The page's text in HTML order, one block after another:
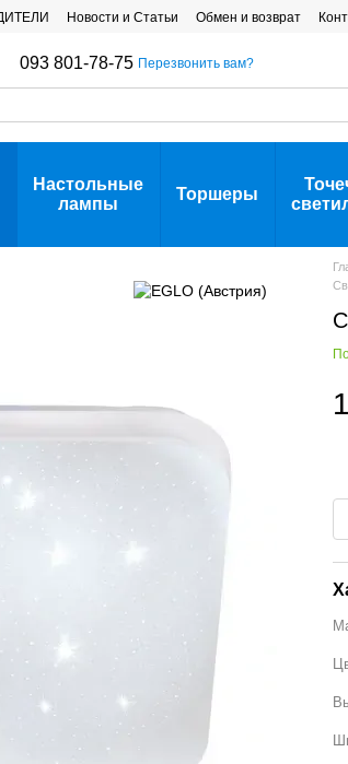
Новости и Статьи Обмен и возврат
093 801-78-75 Перезвонить вам?
Настольные
лампы
Торшеры